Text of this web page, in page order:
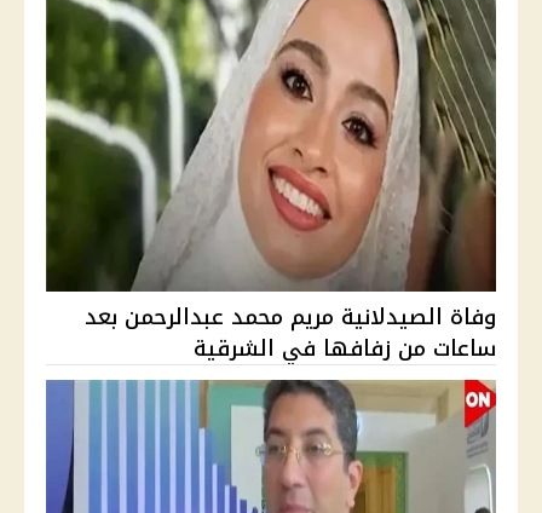
وفاة الصيدلانية مريم محمد عبدالرحمن بعد
ساعات من زفافها في الشرقية